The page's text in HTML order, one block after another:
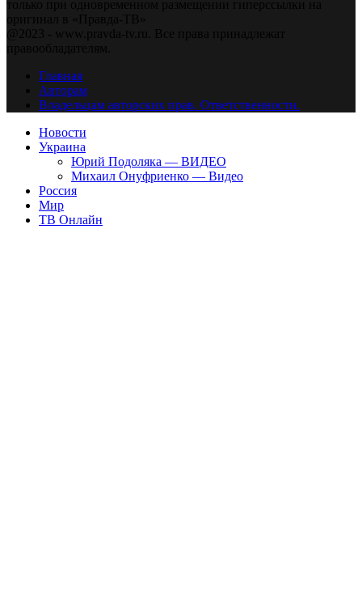
только при одновременном размещении гиперссылки на
оригинал в «Правда-ТВ»
@2023 - www.pravda-tv.ru. Все права принадлежат
правообладателям.
Главная
Авторам
Владельцам авторских прав. Ответственности.
Новости
Украина
Юрий Подоляка — ВИДЕО
Михаил Онуфриенко — Видео
Россия
Мир
ТВ Онлайн